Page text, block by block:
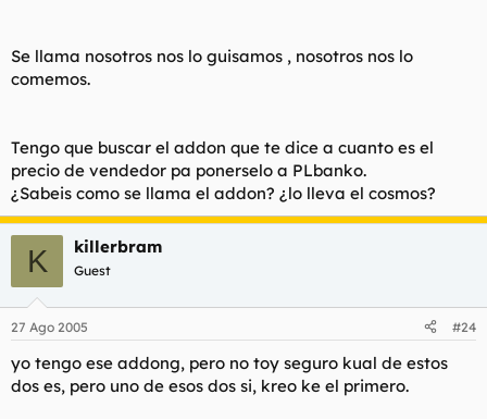
Se llama nosotros nos lo guisamos , nosotros nos lo
comemos.
Tengo que buscar el addon que te dice a cuanto es el
precio de vendedor pa ponerselo a PLbanko.
¿Sabeis como se llama el addon? ¿lo lleva el cosmos?
K killerbram
Guest
27 Ago 2005 #24
yo tengo ese addong, pero no toy seguro kual de estos
dos es, pero uno de esos dos si, kreo ke el primero.